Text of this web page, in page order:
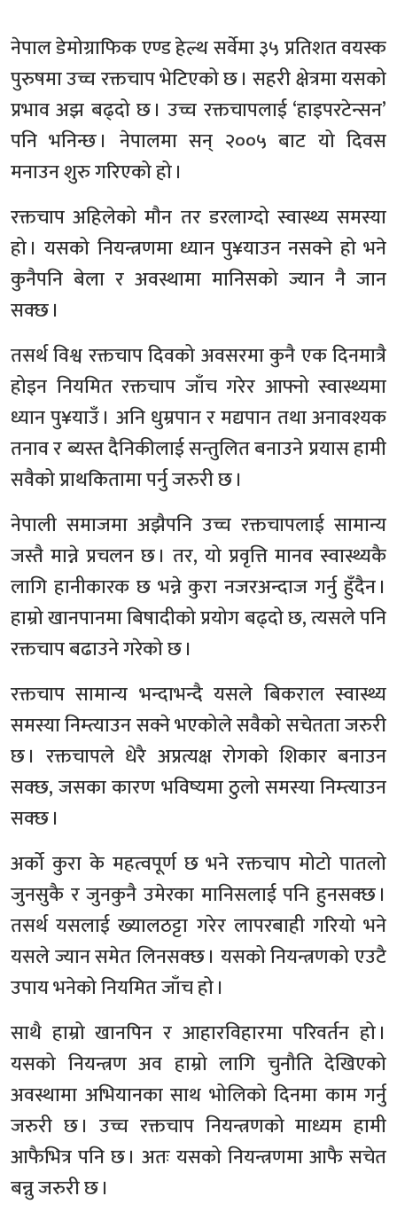
नेपाल डेमोग्राफिक एण्ड हेल्थ सर्वेमा ३५ प्रतिशत वयस्क
पुरुषमा उच्च रक्तचाप भेटिएको छ । सहरी क्षेत्रमा यसको
प्रभाव अझ बढ्दो छ । उच्च रक्तचापलाई ‘हाइपरटेन्सन’
पनि भनिन्छ । नेपालमा सन् २००५ बाट यो दिवस
मनाउन शुरु गरिएको हो ।
रक्तचाप अहिलेको मौन तर डरलाग्दो स्वास्थ्य समस्या
हो । यसको नियन्त्रणमा ध्यान पु¥याउन नसक्ने हो भने
कुनैपनि बेला र अवस्थामा मानिसको ज्यान नै जान
सक्छ ।
तसर्थ विश्व रक्तचाप दिवको अवसरमा कुनै एक दिनमात्रै
होइन नियमित रक्तचाप जाँच गरेर आफ्नो स्वास्थ्यमा
ध्यान पु¥याउँ । अनि धुम्रपान र मद्यपान तथा अनावश्यक
तनाव र ब्यस्त दैनिकीलाई सन्तुलित बनाउने प्रयास हामी
सवैको प्राथकितामा पर्नु जरुरी छ ।
नेपाली समाजमा अझैपनि उच्च रक्तचापलाई सामान्य
जस्तै मान्ने प्रचलन छ । तर, यो प्रवृत्ति मानव स्वास्थ्यकै
लागि हानीकारक छ भन्ने कुरा नजरअन्दाज गर्नु हुँदैन ।
हाम्रो खानपानमा बिषादीको प्रयोग बढ्दो छ, त्यसले पनि
रक्तचाप बढाउने गरेको छ ।
रक्तचाप सामान्य भन्दाभन्दै यसले बिकराल स्वास्थ्य
समस्या निम्त्याउन सक्ने भएकोले सवैको सचेतता जरुरी
छ । रक्तचापले धेरै अप्रत्यक्ष रोगको शिकार बनाउन
सक्छ, जसका कारण भविष्यमा ठुलो समस्या निम्त्याउन
सक्छ ।
अर्को कुरा के महत्वपूर्ण छ भने रक्तचाप मोटो पातलो
जुनसुकै र जुनकुनै उमेरका मानिसलाई पनि हुनसक्छ ।
तसर्थ यसलाई ख्यालठट्टा गरेर लापरबाही गरियो भने
यसले ज्यान समेत लिनसक्छ । यसको नियन्त्रणको एउटै
उपाय भनेको नियमित जाँच हो ।
साथै हाम्रो खानपिन र आहारविहारमा परिवर्तन हो ।
यसको नियन्त्रण अव हाम्रो लागि चुनौति देखिएको
अवस्थामा अभियानका साथ भोलिको दिनमा काम गर्नु
जरुरी छ । उच्च रक्तचाप नियन्त्रणको माध्यम हामी
आफैभित्र पनि छ । अतः यसको नियन्त्रणमा आफै सचेत
बन्नु जरुरी छ ।